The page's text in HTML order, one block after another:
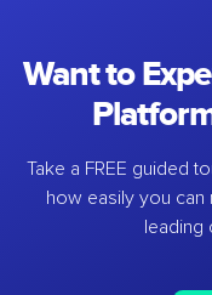
Want to
Take a FREE guided
how easily you can
leading